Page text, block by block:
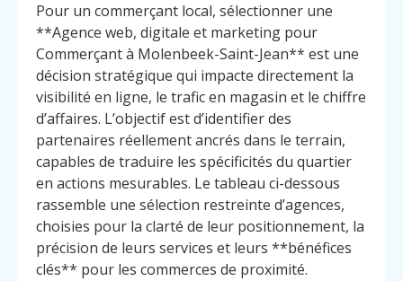
Pour un commerçant local, sélectionner une
**Agence web, digitale et marketing pour
Commerçant à Molenbeek-Saint-Jean** est une
décision stratégique qui impacte directement la
visibilité en ligne, le trafic en magasin et le chiffre
d’affaires. L’objectif est d’identifier des
partenaires réellement ancrés dans le terrain,
capables de traduire les spécificités du quartier
en actions mesurables. Le tableau ci-dessous
rassemble une sélection restreinte d’agences,
choisies pour la clarté de leur positionnement, la
précision de leurs services et leurs **bénéfices
clés** pour les commerces de proximité.